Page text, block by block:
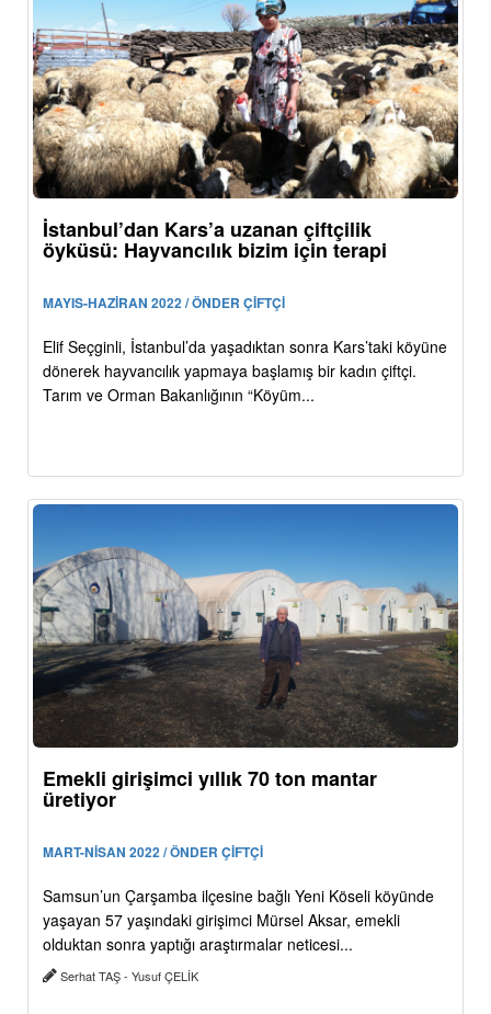
İstanbul’dan Kars’a uzanan çiftçilik
öyküsü: Hayvancılık bizim için terapi
MAYIS-HAZİRAN 2022 / ÖNDER ÇİFTÇİ
Elif Seçginli, İstanbul’da yaşadıktan sonra Kars’taki köyüne
dönerek hayvancılık yapmaya başlamış bir kadın çiftçi.
Tarım ve Orman Bakanlığının “Köyüm...
Emekli girişimci yıllık 70 ton mantar
üretiyor
MART-NİSAN 2022 / ÖNDER ÇİFTÇİ
Samsun’un Çarşamba ilçesine bağlı Yeni Köseli köyünde
yaşayan 57 yaşındaki girişimci Mürsel Aksar, emekli
olduktan sonra yaptığı araştırmalar neticesi...
Serhat TAŞ - Yusuf ÇELİK